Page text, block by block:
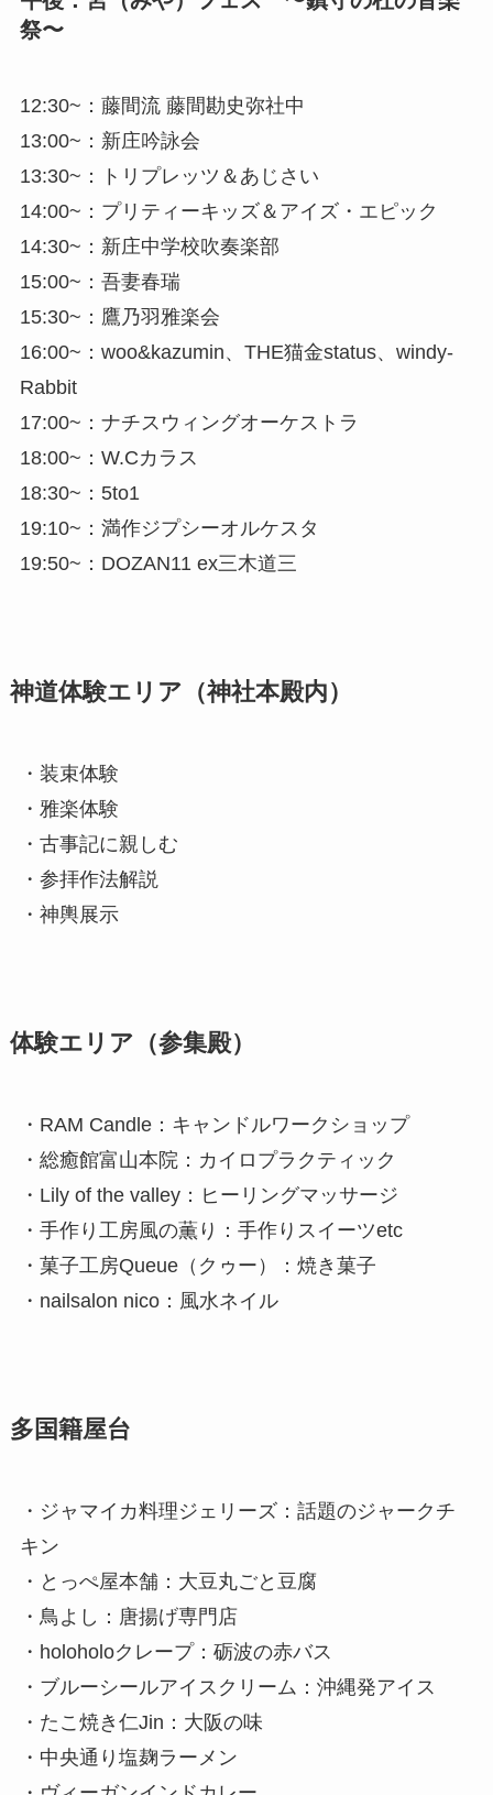
祭〜
12:30~：藤間流 藤間勘史弥社中
13:00~：新庄吟詠会
13:30~：トリプレッツ＆あじさい
14:00~：プリティーキッズ＆アイズ・エピック
14:30~：新庄中学校吹奏楽部
15:00~：吾妻春瑞
15:30~：鷹乃羽雅楽会
16:00~：woo&kazumin、THE猫金status、windy-
Rabbit
17:00~：ナチスウィングオーケストラ
18:00~：W.Cカラス
18:30~：5to1
19:10~：満作ジプシーオルケスタ
19:50~：DOZAN11 ex三木道三
神道体験エリア（神社本殿内）
・装束体験
・雅楽体験
・古事記に親しむ
・参拝作法解説
・神輿展示
体験エリア（参集殿）
・RAM Candle：キャンドルワークショップ
・総癒館富山本院：カイロプラクティック
・Lily of the valley：ヒーリングマッサージ
・手作り工房風の薫り：手作りスイーツetc
・菓子工房Queue（クゥー）：焼き菓子
・nailsalon nico：風水ネイル
多国籍屋台
・ジャマイカ料理ジェリーズ：話題のジャークチ
キン
・とっぺ屋本舗：大豆丸ごと豆腐
・鳥よし：唐揚げ専門店
・holoholoクレープ：砺波の赤バス
・ブルーシールアイスクリーム：沖縄発アイス
・たこ焼き仁Jin：大阪の味
・中央通り塩麹ラーメン